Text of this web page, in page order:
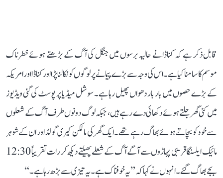
قابل ذکر ہے کہ کناڈا نے حالیہ برسوں میں جنگل کی آگ کے بڑھتے ہوئے خطرناک
موسم کا سامنا کیا ہے۔ اس کی وجہ سے بڑے پیمانے پر لوگوں کو نکالنا پڑا اور کناڈا اور امریکہ
کے بڑے حصوں میں بار بار دھواں پھیل رہا ہے۔ سوشل میڈیا پر پوسٹ کی گئی ویڈیوز
میں کئی گھر جلتے ہوئے دکھائی دے رہے ہیں، جبکہ لوگ دونوں طرف آگ کے شعلوں
سے خود کو بچاتے ہوئے بھاگ رہے تھے۔ ایک گھر کی مالکن کیری گولڈ اور ان کے شوہر
مائیک ایلسنگا قریبی پہاڑوں سے آگے آگ کے شعلے پھیلتے دیکھ کر رات تقریباً 12:30
بجے بھاگ گئے۔ انہوں نے کہا کہ ’’یہ خوفناک ہے۔ یہ تیزی سے بڑھ رہا ہے۔‘‘